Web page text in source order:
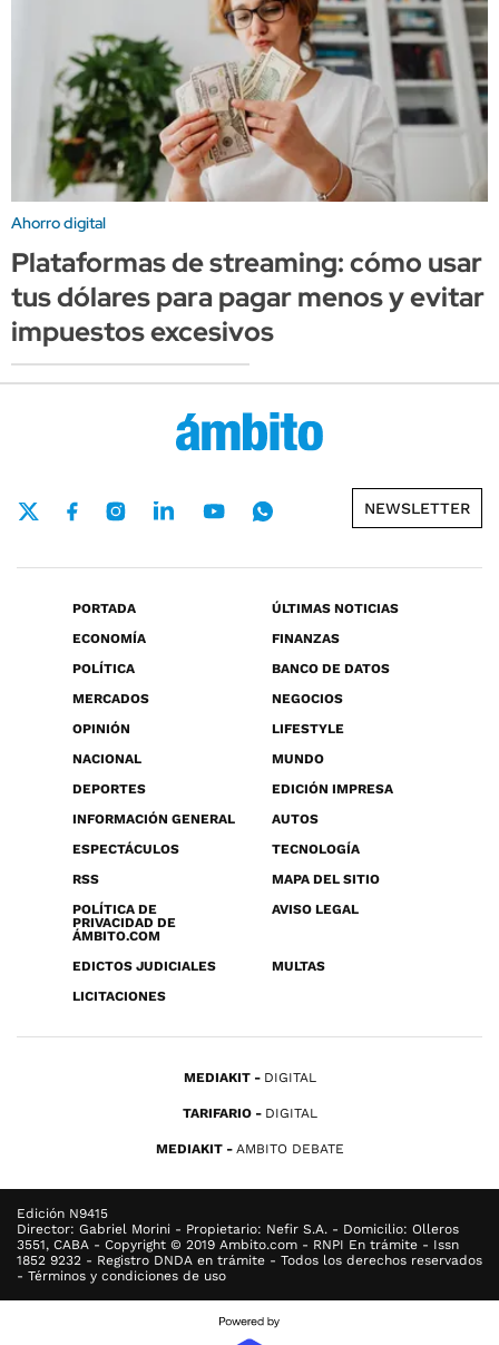
Ahorro digital
Plataformas de streaming: cómo usar
tus dólares para pagar menos y evitar
impuestos excesivos
NEWSLETTER
PORTADA
ÚLTIMAS NOTICIAS
ECONOMÍA
FINANZAS
POLÍTICA
BANCO DE DATOS
MERCADOS
NEGOCIOS
OPINIÓN
LIFESTYLE
NACIONAL
MUNDO
DEPORTES
EDICIÓN IMPRESA
INFORMACIÓN GENERAL
AUTOS
ESPECTÁCULOS
TECNOLOGÍA
RSS
MAPA DEL SITIO
POLÍTICA DE
PRIVACIDAD DE
ÁMBITO.COM
AVISO LEGAL
EDICTOS JUDICIALES
MULTAS
LICITACIONES
MEDIAKIT DIGITAL
TARIFARIO DIGITAL
MEDIAKIT AMBITO DEBATE
Edición N9415
Director: Gabriel Morini - Propietario: Nefir S.A. - Domicilio: Olleros
3551, CABA - Copyright © 2019 Ambito.com - RNPI En trámite - Issn
1852 9232 - Registro DNDA en trámite - Todos los derechos reservados
- Términos y condiciones de uso